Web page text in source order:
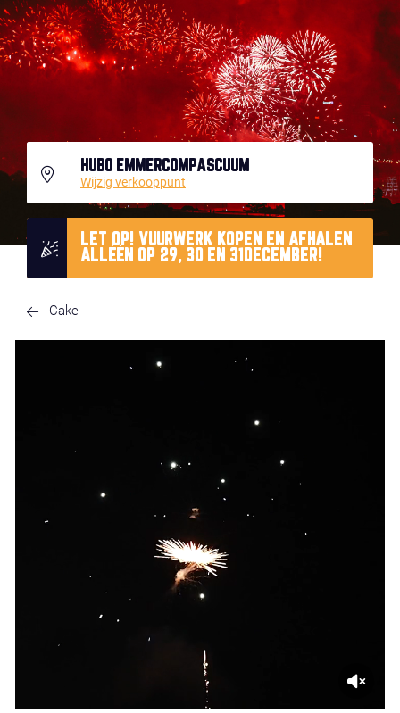
HUBO EMMERCOMPASCUUM
Wijzig verkooppunt
LET OP! VUURWERK KOPEN EN AFHALEN
ALLÉÉN OP 29, 30 EN 31DECEMBER!
Cake